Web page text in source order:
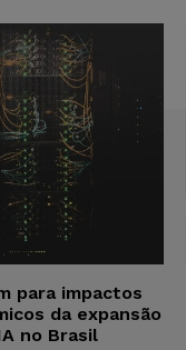
para impactos
da expansão
no Brasil